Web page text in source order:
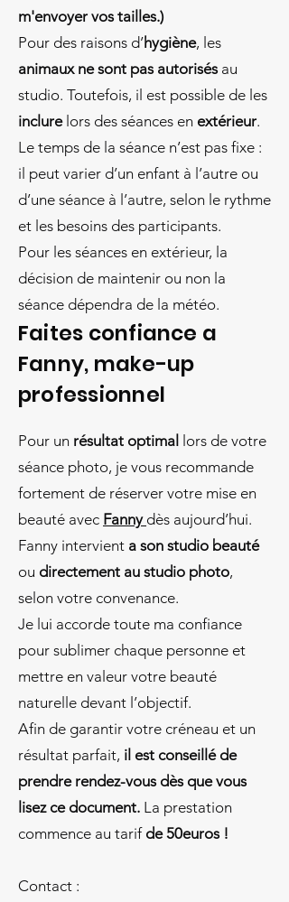
m'envoyer vos tailles.)
Pour des raisons d’hygiène, les
animaux ne sont pas autorisésau
studio. Toutefois, il est possible de les
inclure lors des séances en extérieur.
Le temps de la séance n’est pas fixe :
il peut varier d’un enfant à l’autre ou
d’une séance à l’autre, selon le rythme
et les besoins des participants.
Pour les séances en extérieur, la
décision de maintenir ou non la
séance dépendra de la météo.
Faites confiance a
Fanny, make-up
professionnel
Pour un résultat optimal
lors de votre
séance photo, je vous recommande
fortement de réserver votre mise en
beauté avec Fanny dès aujourd’hui.
Fanny intervient a son studio beauté
ou directement au studio photo,
selon votre convenance.
Je lui accorde toute ma confiance
pour sublimer chaque personne et
mettre en valeur votre beauté
naturelle devant l’objectif.
Afin de garantir votre créneau et un
résultat parfait, il est conseillé de
prendre rendez-vous dès que vous
lisez ce document. La prestation
commence au tarif de50euros !
Contact :